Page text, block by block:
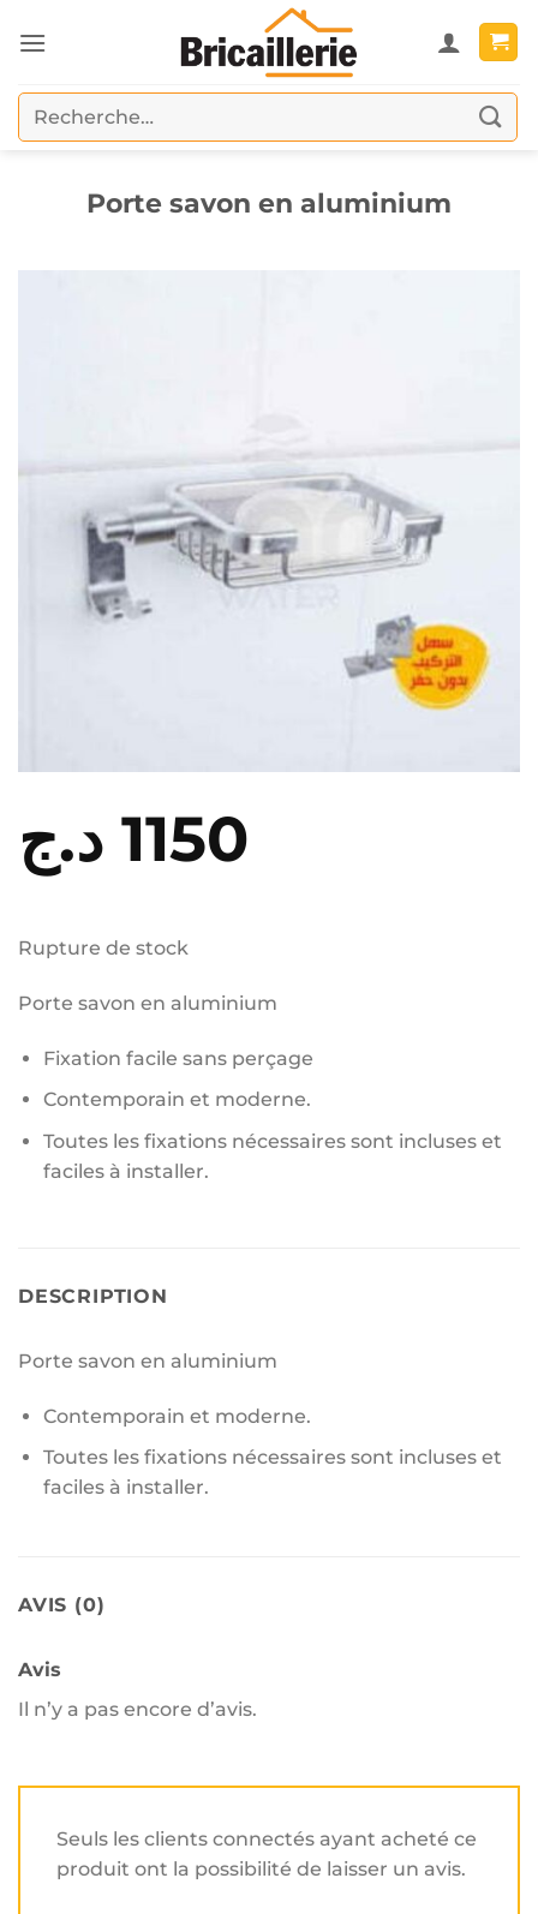
au
Recherche
pour :
Porte savon en aluminium
1150 د.ج
Rupture de stock
Porte savon en aluminium
Fixation facile sans perçage
Contemporain et moderne.
Toutes les fixations nécessaires sont incluses et
faciles à installer.
DESCRIPTION
Porte savon en aluminium
Contemporain et moderne.
Toutes les fixations nécessaires sont incluses et
faciles à installer.
AVIS (0)
Avis
Il n’y a pas encore d’avis.
Seuls les clients connectés ayant acheté ce
produit ont la possibilité de laisser un avis.